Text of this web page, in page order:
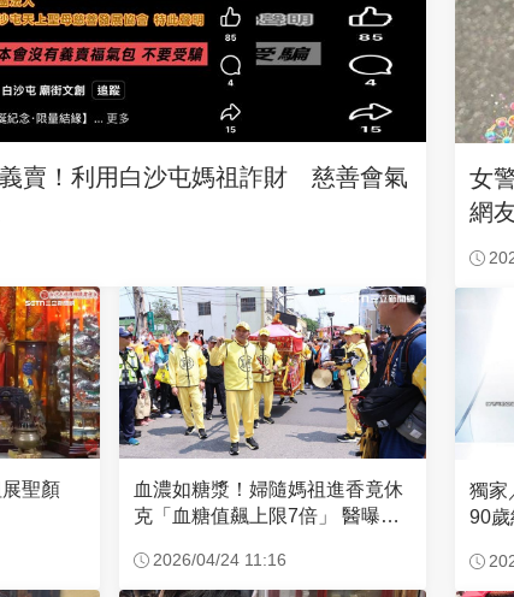
賣！利用白沙屯媽祖詐財 慈善會氣
展聖顏
血濃如糖漿！婦隨媽祖進香竟休
克「血糖值飆上限7倍」 醫曝原
2026/04/24 11:16
女
網
獨家
90歲